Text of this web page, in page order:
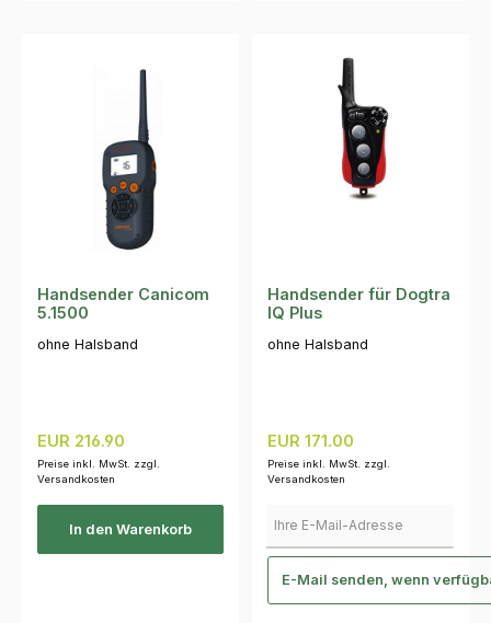
Handsender Canicom
5.1500
ohne Halsband
Regulärer Preis:
EUR 216.90
Preise inkl. MwSt. zzgl.
Versandkosten
In den Warenkorb
Handsender für Dogtra
IQ Plus
ohne Halsband
Regulärer Preis:
EUR 171.00
Preise inkl. MwSt. zzgl.
Versandkosten
E-Mail senden, wenn